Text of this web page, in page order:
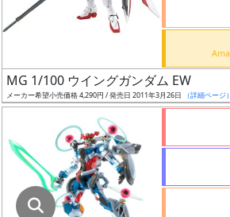
店
舗
最
安
み
MG 1/100 ウイングガンダム EW
メーカー希望小売価格 4,290円 / 発売日 2011年3月26日 （詳細ページ）